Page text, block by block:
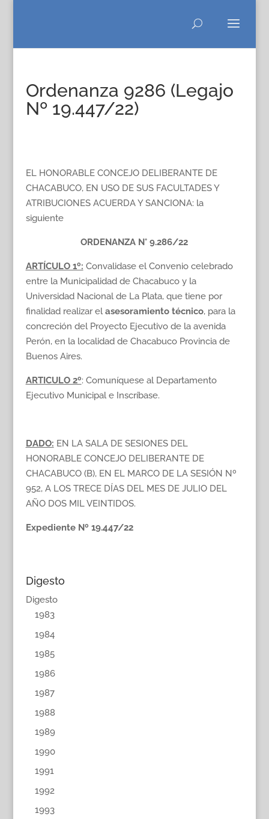
Ordenanza 9286 (Legajo
Nº 19.447/22)
EL HONORABLE CONCEJO DELIBERANTE DE
CHACABUCO, EN USO DE SUS FACULTADES Y
ATRIBUCIONES ACUERDA Y SANCIONA: la
siguiente
ORDENANZA N° 9.286/22
ARTÍCULO 1º: Convalidase el Convenio celebrado
entre la Municipalidad de Chacabuco y la
Universidad Nacional de La Plata, que tiene por
finalidad realizar elasesoramiento técnico, para la
concreción del Proyecto Ejecutivo de la avenida
Perón, en la localidad de Chacabuco Provincia de
Buenos Aires.
ARTICULO 2º: Comuníquese al Departamento
Ejecutivo Municipal e Inscríbase.
DADO: EN LA SALA DE SESIONES DEL
HONORABLE CONCEJO DELIBERANTE DE
CHACABUCO (B), EN EL MARCO DE LA SESIÓN Nº
952, A LOS TRECE DÍAS DEL MES DE JULIO DEL
AÑO DOS MIL VEINTIDOS.
Expediente Nº 19.447/22
Digesto
Digesto
1983
1984
1985
1986
1987
1988
1989
1990
1991
1992
1993